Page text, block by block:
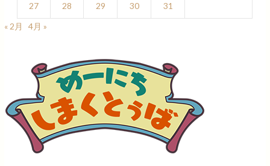
27 28 29 30
31
« 2月
4月 »